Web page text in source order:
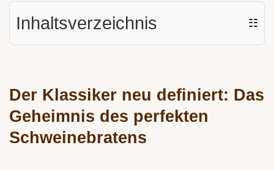
Inhaltsverzeichnis ☷
Der Klassiker neu definiert: Das
Geheimnis des perfekten
Schweinebratens